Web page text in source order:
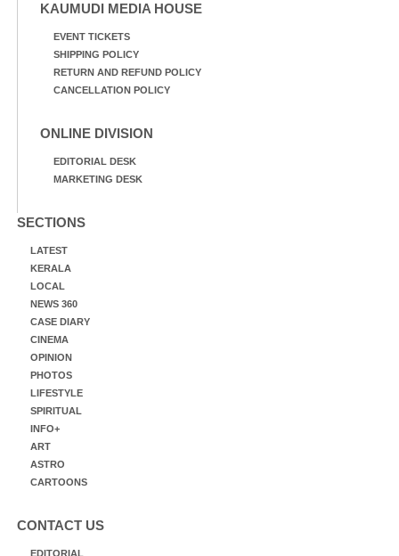
KAUMUDI MEDIA HOUSE
EVENT TICKETS
SHIPPING POLICY
RETURN AND REFUND POLICY
CANCELLATION POLICY
ONLINE DIVISION
EDITORIAL DESK
MARKETING DESK
SECTIONS
LATEST
KERALA
LOCAL
NEWS 360
CASE DIARY
CINEMA
OPINION
PHOTOS
LIFESTYLE
SPIRITUAL
INFO+
ART
ASTRO
CARTOONS
CONTACT US
EDITORIAL